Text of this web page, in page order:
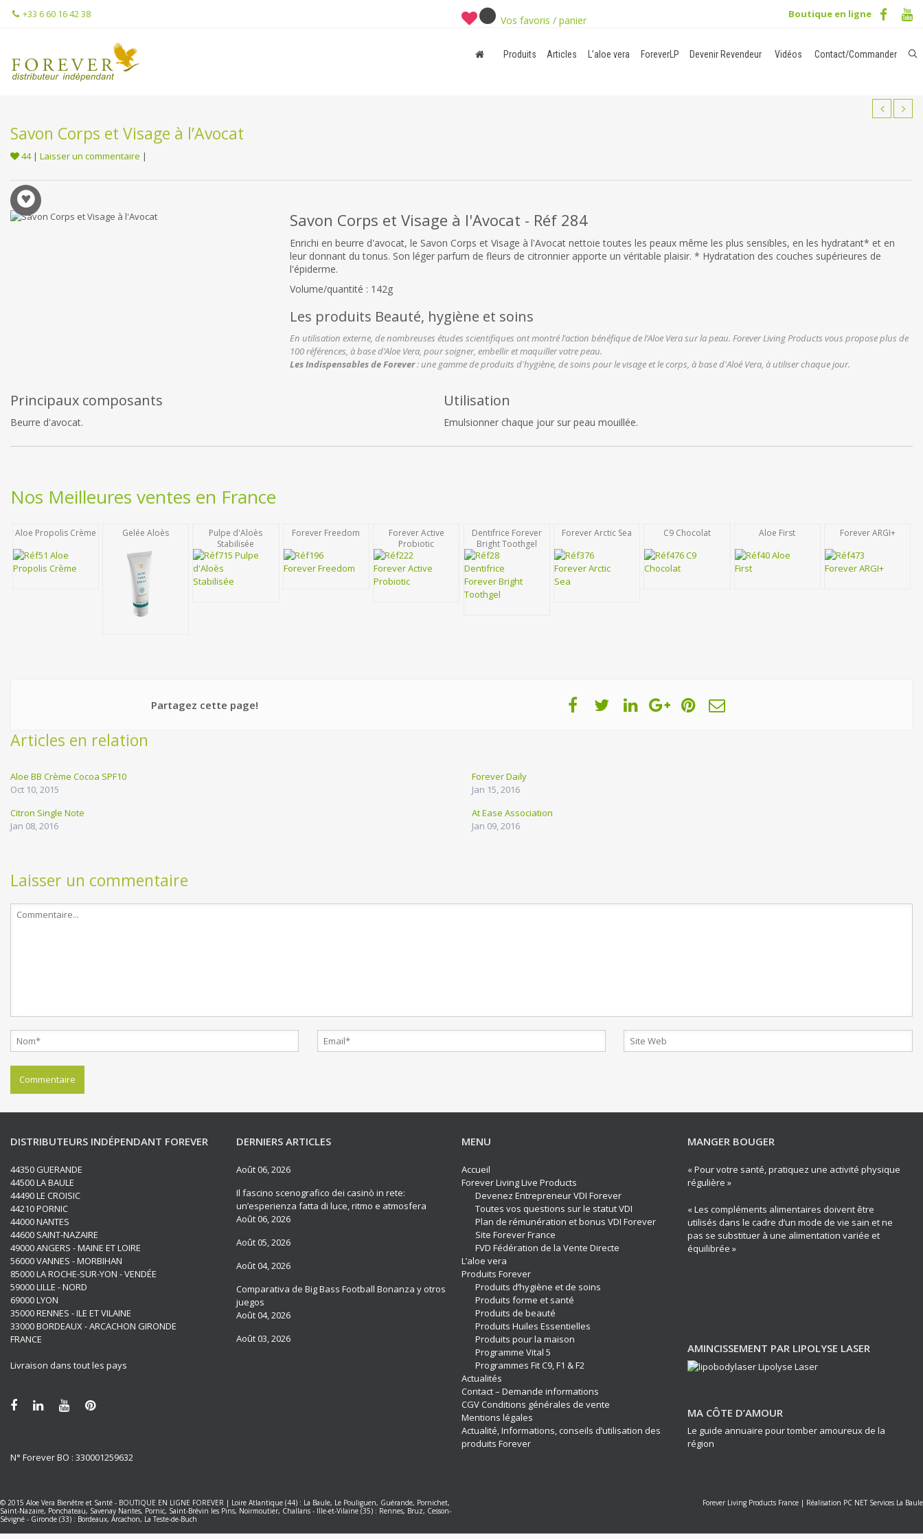
+33 6 60 16 42 38 Vos favoris / panier Boutique en ligne
Produits Articles L’aloe vera ForeverLP Devenir Revendeur Vidéos Contact/Commander
Savon Corps et Visage à l’Avocat
44| Laisser un commentaire |
Savon Corps et Visage à l'Avocat - Réf 284
Enrichi en beurre d'avocat, le Savon Corps et Visage à l'Avocat nettoie toutes les peaux même les plus sensibles, en les hydratant* et en
leur donnant du tonus. Son léger parfum de fleurs de citronnier apporte un véritable plaisir. * Hydratation des couches supérieures de
l'épiderme.
Volume/quantité : 142g
Les produits Beauté, hygiène et soins
En utilisation externe, de nombreuses études scientifiques ont montré l’action bénéfique de l’Aloe Vera sur la peau. Forever Living Products vous propose plus de
100 références, à base d’Aloe Vera, pour soigner, embellir et maquiller votre peau.
Les Indispensables de Forever: une gamme de produits d'hygiène, de soins pour le visage et le corps, à base d'Aloé Vera, à utiliser chaque jour.
Utilisation
Emulsionner chaque jour sur peau mouillée.
Principaux composants
Beurre d'avocat.
Nos Meilleures ventes en France
Aloe Propolis Crème Gelée Aloès
Pulpe d'Aloès
Stabilisée
Forever Freedom
Forever Active
Probiotic
Dentifrice Forever
Bright Toothgel
Forever Arctic Sea C9 Chocolat Aloe First Forever ARGI+
Partagez cette page!
Articles en relation
Aloe BB Crème Cocoa SPF10
Oct 10, 2015
Forever Daily
Jan 15, 2016
Citron Single Note
Jan 08, 2016
At Ease Association
Jan 09, 2016
Laisser un commentaire
DISTRIBUTEURS INDÉPENDANT FOREVER
44350 GUERANDE
44500 LA BAULE
44490 LE CROISIC
44210 PORNIC
44000 NANTES
44600 SAINT-NAZAIRE
49000 ANGERS - MAINE ET LOIRE
56000 VANNES - MORBIHAN
85000 LA ROCHE-SUR-YON - VENDÉE
59000 LILLE - NORD
69000 LYON
35000 RENNES - ILE ET VILAINE
33000 BORDEAUX - ARCACHON GIRONDE
FRANCE
Livraison dans tout les pays
N° Forever BO : 330001259632
DERNIERS ARTICLES
Août 06, 2026
Il fascino scenografico dei casinò in rete:
un’esperienza fatta di luce, ritmo e atmosfera
Août 06, 2026
Août 05, 2026
Août 04, 2026
Comparativa de Big Bass Football Bonanza y otros
juegos
Août 04, 2026
Août 03, 2026
MENU
Accueil
Forever Living Live Products
Devenez Entrepreneur VDI Forever
Toutes vos questions sur le statut VDI
Plan de rémunération et bonus VDI Forever
Site Forever France
FVD Fédération de la Vente Directe
L’aloe vera
Produits Forever
Produits d’hygiène et de soins
Produits forme et santé
Produits de beauté
Produits Huiles Essentielles
Produits pour la maison
Programme Vital 5
Programmes Fit C9, F1 & F2
Actualités
Contact – Demande informations
CGV Conditions générales de vente
Mentions légales
Actualité, Informations, conseils d’utilisation des
produits Forever
MANGER BOUGER
« Pour votre santé, pratiquez une activité physique
régulière »
« Les compléments alimentaires doivent être
utilisés dans le cadre d’un mode de vie sain et ne
pas se substituer à une alimentation variée et
équilibrée »
AMINCISSEMENT PAR LIPOLYSE LASER
MA CÔTE D’AMOUR
Le guide annuaire pour tomber amoureux de la
région
© 2015 Aloe Vera Bienêtre et Santé - BOUTIQUE EN LIGNE FOREVER | Loire Atlantique (44) : La Baule, Le Pouliguen, Guérande, Pornichet,
Saint-Nazaire, Ponchateau, Savenay Nantes, Pornic, Saint-Brévin les Pins, Noirmoutier, Challans - Ille-et-Vilaine (35) : Rennes, Bruz, Cesson-
Sévigné - Gironde (33) : Bordeaux, Arcachon, La Teste-de-Buch
Forever Living Products France | Réalisation PC NET Services La Baule